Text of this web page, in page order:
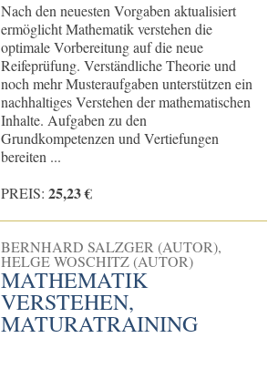
Nach den neuesten Vorgaben aktualisiert
ermöglicht Mathematik verstehen die
optimale Vorbereitung auf die neue
Reifeprüfung. Verständliche Theorie und
noch mehr Musteraufgaben unterstützen ein
nachhaltiges Verstehen der mathematischen
Inhalte. Aufgaben zu den
Grundkompetenzen und Vertiefungen
bereiten ...
PREIS: 25,23 €
BERNHARD SALZGER (AUTOR),
HELGE WOSCHITZ (AUTOR)
MATHEMATIK
VERSTEHEN,
MATURATRAINING